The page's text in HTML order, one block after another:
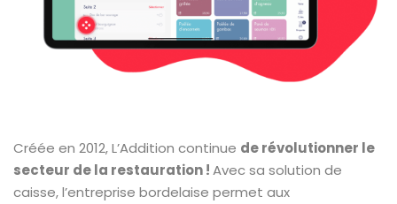
Créée en 2012, L’Addition continue de révolutionner le
secteur de la restauration !Avec sa solution de
caisse, l’entreprise bordelaise permet aux